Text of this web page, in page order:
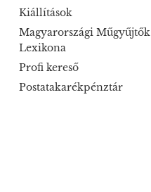
Kiállítások
Magyarországi Műgyűjtők
Lexikona
Profi kereső
Postatakarékpénztár